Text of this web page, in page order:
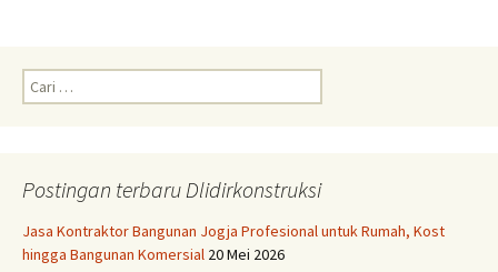
Cari
untuk:
Postingan terbaru Dlidirkonstruksi
Jasa Kontraktor Bangunan Jogja Profesional untuk Rumah, Kost
hingga Bangunan Komersial 20 Mei 2026